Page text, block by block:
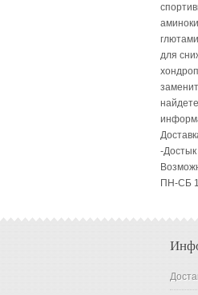
для
-Достык
ПН-СБ